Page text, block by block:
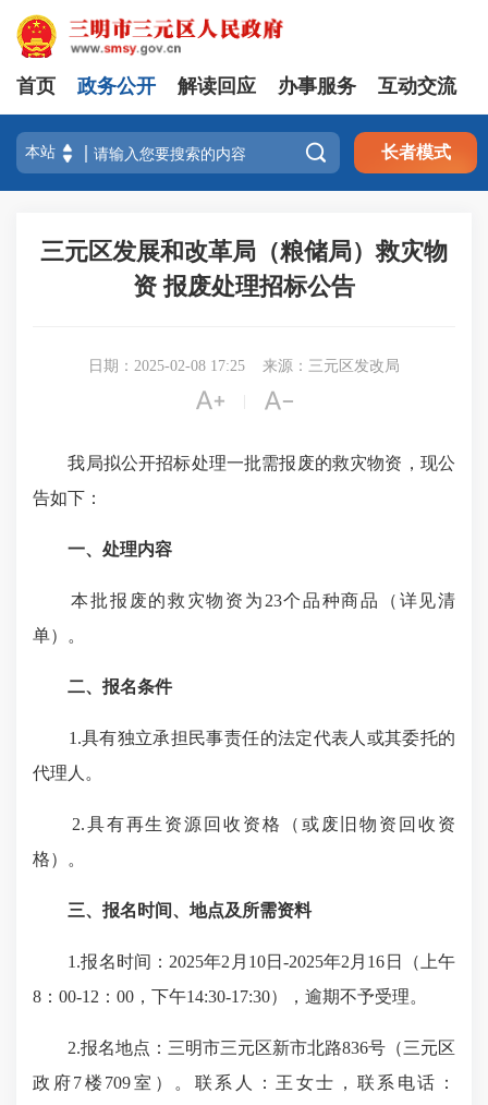
首页 政务公开 解读回应 办事服务 互动交流
 长者模式
三元区发展和改革局（粮储局）救灾物
资 报废处理招标公告
日期：2025-02-08 17:25 来源：三元区发改局
 
我局拟公开招标处理一批需报废的救灾物资，现公
告如下：
一、处理内容
本批报废的救灾物资为23个品种商品（详见清
单）。
二、报名条件
1.具有独立承担民事责任的法定代表人或其委托的
代理人。
2.具有再生资源回收资格（或废旧物资回收资
格）。
三、报名时间、地点及所需资料
1.报名时间：2025年2月10日-2025年2月16日（上午
8：00-12：00，下午14:30-17:30），逾期不予受理。
2.报名地点：三明市三元区新市北路836号（三元区
政府7楼709室）。联系人：王女士，联系电话：